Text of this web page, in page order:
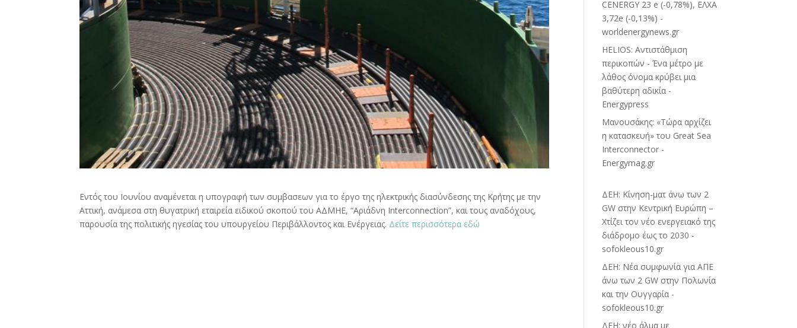
Εντός του Ιουνίου αναμένεται η υπογραφή των συμβασεων για το έργο της ηλεκτρικής διασύνδεσης της Κρήτης με την
Αττική, ανάμεσα στη θυγατρική εταιρεία ειδικού σκοπού του ΑΔΜΗΕ, “Αριάδνη Interconnection”, και τους αναδόχους,
παρουσία της πολιτικής ηγεσίας του υπουργείου Περιβάλλοντος και Ενέργειας. Δείτε περισσότερα εδώ
CENERGY 23 e (-0,78%), ΕΛΧΑ
3,72e (-0,13%) -
worldenergynews.gr
HELIOS: Αντιστάθμιση
περικοπών - Ένα μέτρο με
λάθος όνομα κρύβει μια
βαθύτερη αδικία -
Energypress
Μανουσάκης: «Τώρα αρχίζει
η κατασκευή» του Great Sea
Interconnector -
Energymag.gr
ΔΕΗ: Κίνηση-ματ άνω των 2
GW στην Κεντρική Ευρώπη –
Χτίζει τον νέο ενεργειακό της
διάδρομο έως το 2030 -
sofokleous10.gr
ΔΕΗ: Νέα συμφωνία για ΑΠΕ
άνω των 2 GW στην Πολωνία
και την Ουγγαρία -
sofokleous10.gr
ΔΕΗ: νέο άλμα με